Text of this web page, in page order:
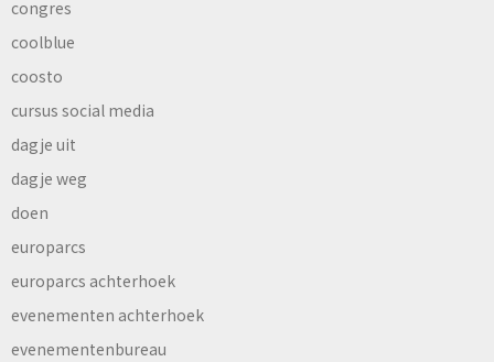
congres
coolblue
coosto
cursus social media
dagje uit
dagje weg
doen
europarcs
europarcs achterhoek
evenementen achterhoek
evenementenbureau